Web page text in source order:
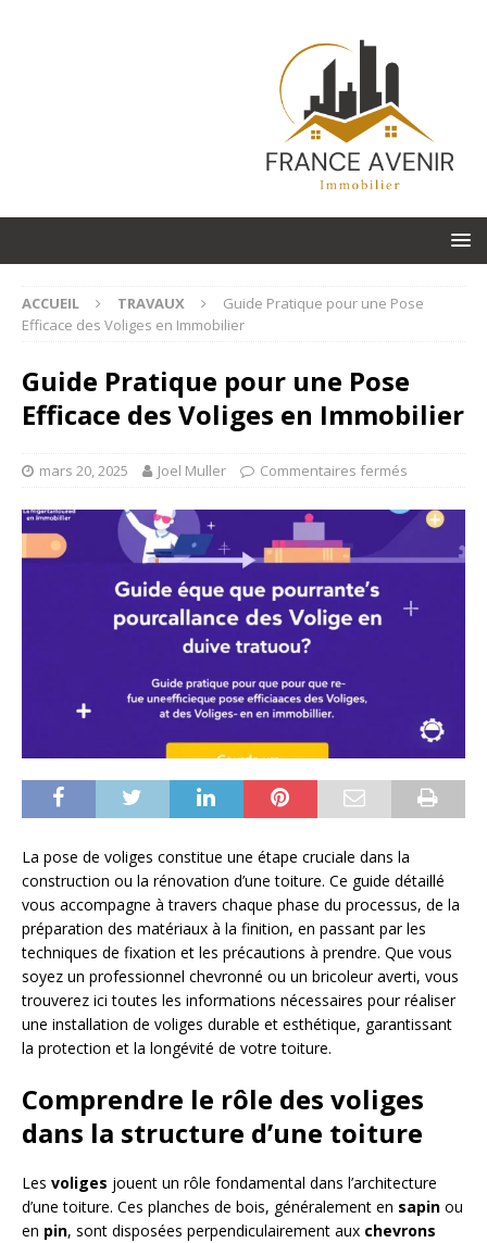
ACCUEIL TRAVAUX
Guide Pratique pour une Pose
Efficace des Voliges en Immobilier
Guide Pratique pour une Pose
Efficace des Voliges en Immobilier
mars 20, 2025 Joel Muller Commentaires fermés
La pose de voliges constitue une étape cruciale dans la
construction ou la rénovation d’une toiture. Ce guide détaillé
vous accompagne à travers chaque phase du processus, de la
préparation des matériaux à la finition, en passant par les
techniques de fixation et les précautions à prendre. Que vous
soyez un professionnel chevronné ou un bricoleur averti, vous
trouverez ici toutes les informations nécessaires pour réaliser
une installation de voliges durable et esthétique, garantissant
la protection et la longévité de votre toiture.
Comprendre le rôle des voliges
dans la structure d’une toiture
Les voliges jouent un rôle fondamental dans l’architecture
d’une toiture. Ces planches de bois, généralement en sapin ou
en pin, sont disposées perpendiculairement aux chevrons